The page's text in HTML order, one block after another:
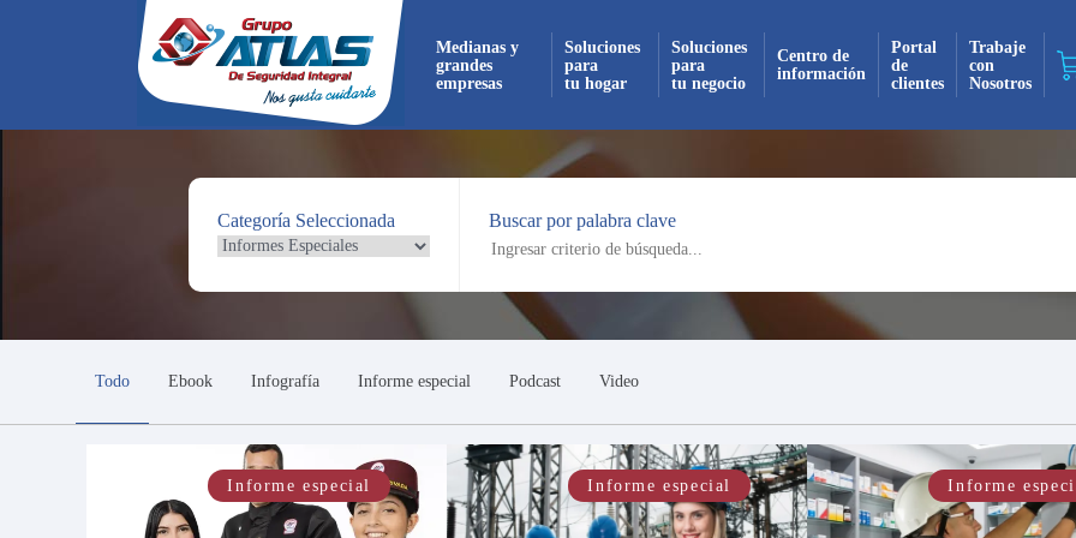
Medianas y
grandes
empresas
Soluciones
para
tu hogar
Soluciones
para
tu negocio
Centro de
información
Portal
de
clientes
Trabaje
con
Nosotros
Categoría Seleccionada Buscar por palabra clave
Todo Ebook Infografía Informe especial Podcast Video
Informe especial Informe especial Informe
¡Suscrito exitosamente!
Ahora recibirás todas nuestras actualizaciones y
directamente en tu bandeja de entrada. ¡No te pierdas
novedad!